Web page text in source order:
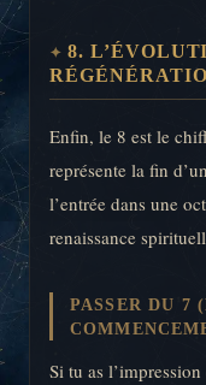
8.
Enfin, le 8 est le
représente la fin
l’entrée dans une
renaissance
PASSER DU 7
Si tu as